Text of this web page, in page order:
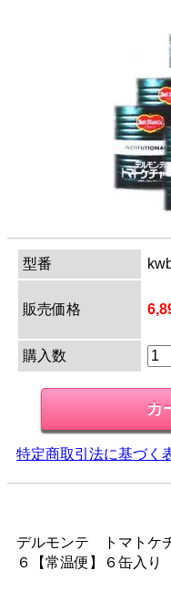
型番
販売価格
購入数
特定商取引法に基づく
デルモンテ トマトケ
６【常温便】６缶入